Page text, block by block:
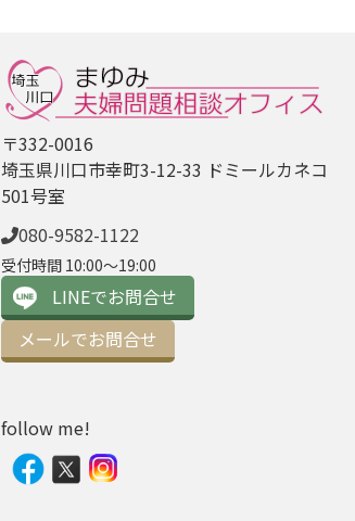
〒332-0016
埼玉県川口市幸町3-12-33 ドミールカネコ
501号室
080-9582-1122
受付時間 10:00〜19:00
LINEでお問合せ
メールでお問合せ
follow me!